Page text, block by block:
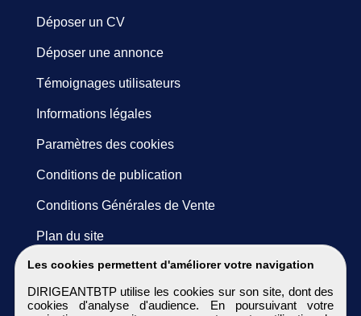
Les cookies permettent d'améliorer votre navigation
DIRIGEANTBTP utilise les cookies sur son site, dont des
cookies d'analyse d'audience. En poursuivant votre
Déposer un CV
Déposer une annonce
Témoignages utilisateurs
Informations légales
Paramètres des cookies
Conditions de publication
Conditions Générales de Vente
Plan du site